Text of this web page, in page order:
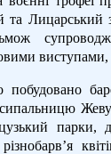
та Лицарський
парки,